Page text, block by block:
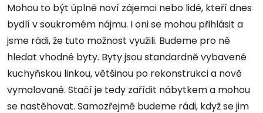
Mohou to být úplně noví zájemci nebo lidé, kteří dnes
bydlí v soukromém nájmu. I oni se mohou přihlásit a
jsme rádi, že tuto možnost využili. Budeme pro ně
hledat vhodné byty. Byty jsou standardně vybavené
kuchyňskou linkou, většinou po rekonstrukci a nově
vymalované. Stačí je tedy zařídit nábytkem a mohou
se nastěhovat. Samozřejmě budeme rádi, když se jim